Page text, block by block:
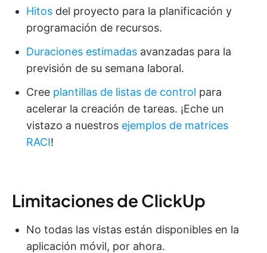
Hitos del proyecto para la planificación y
programación de recursos.
Duraciones estimadas avanzadas para la
previsión de su semana laboral.
Cree plantillas de listas de control para
acelerar la creación de tareas. ¡Eche un
vistazo a nuestros ejemplos de matrices
RACI!
Limitaciones de ClickUp
No todas las vistas están disponibles en la
aplicación móvil, por ahora.